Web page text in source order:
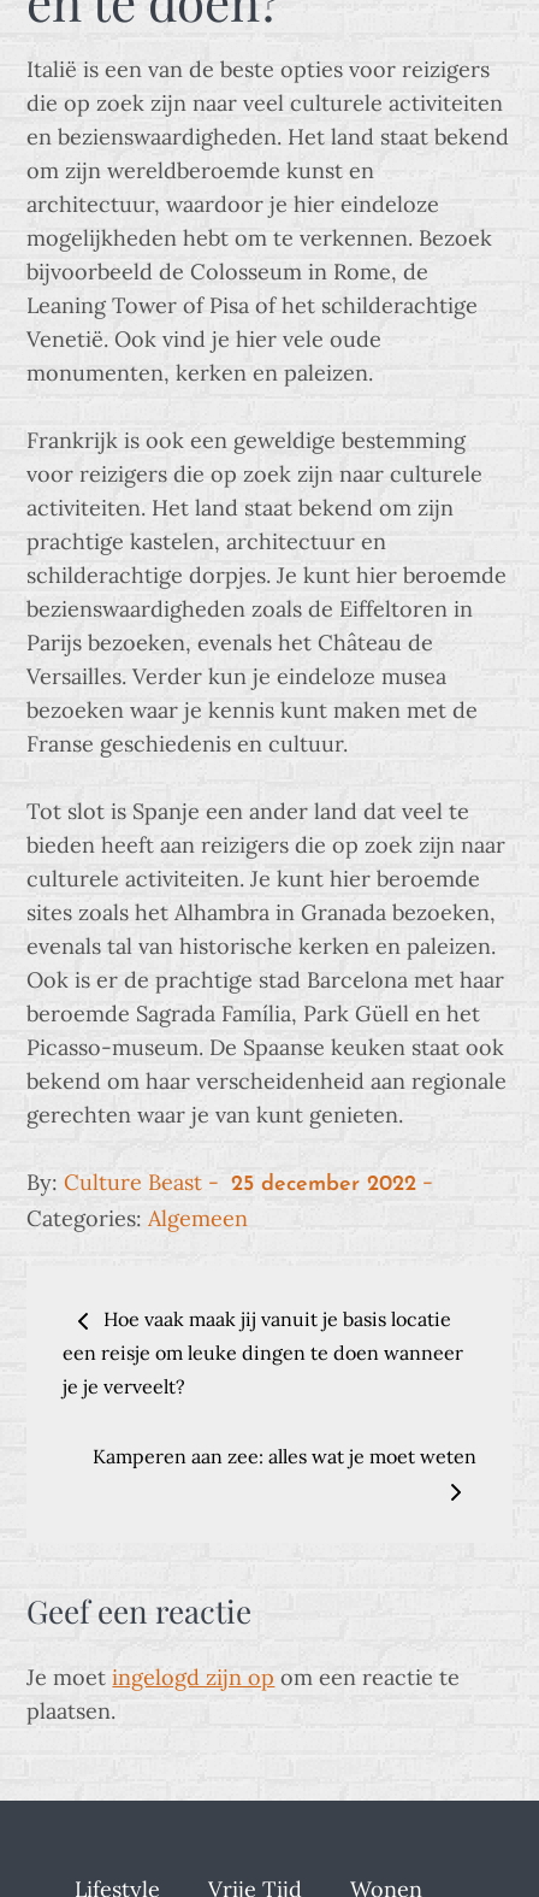
Italië is een van de beste opties voor reizigers
die op zoek zijn naar veel culturele activiteiten
en bezienswaardigheden. Het land staat bekend
om zijn wereldberoemde kunst en
architectuur, waardoor je hier eindeloze
mogelijkheden hebt om te verkennen. Bezoek
bijvoorbeeld de Colosseum in Rome, de
Leaning Tower of Pisa of het schilderachtige
Venetië. Ook vind je hier vele oude
monumenten, kerken en paleizen.
Frankrijk is ook een geweldige bestemming
voor reizigers die op zoek zijn naar culturele
activiteiten. Het land staat bekend om zijn
prachtige kastelen, architectuur en
schilderachtige dorpjes. Je kunt hier beroemde
bezienswaardigheden zoals de Eiffeltoren in
Parijs bezoeken, evenals het Château de
Versailles. Verder kun je eindeloze musea
bezoeken waar je kennis kunt maken met de
Franse geschiedenis en cultuur.
Tot slot is Spanje een ander land dat veel te
bieden heeft aan reizigers die op zoek zijn naar
culturele activiteiten. Je kunt hier beroemde
sites zoals het Alhambra in Granada bezoeken,
evenals tal van historische kerken en paleizen.
Ook is er de prachtige stad Barcelona met haar
beroemde Sagrada Família, Park Güell en het
Picasso-museum. De Spaanse keuken staat ook
bekend om haar verscheidenheid aan regionale
gerechten waar je van kunt genieten.
By:Culture Beast
Posted
on
25 december 2022
Categories:Algemeen
Bericht
navigatie
Hoe vaak maak jij vanuit je basis locatie
een reisje om leuke dingen te doen wanneer
je je verveelt?
Kamperen aan zee: alles wat je moet weten
Geef een reactie
Je moetingelogd zijn op om een reactie te
plaatsen.
Lifestyle Vrije Tijd Wonen